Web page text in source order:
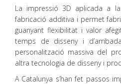
La impressió 3D aplicada a
fabricació additiva i permet
guanyant flexibilitat i valor
temps de disseny i
personalització massiva del
altra tecnologia de disseny i
A Catalunya s’han fet passos